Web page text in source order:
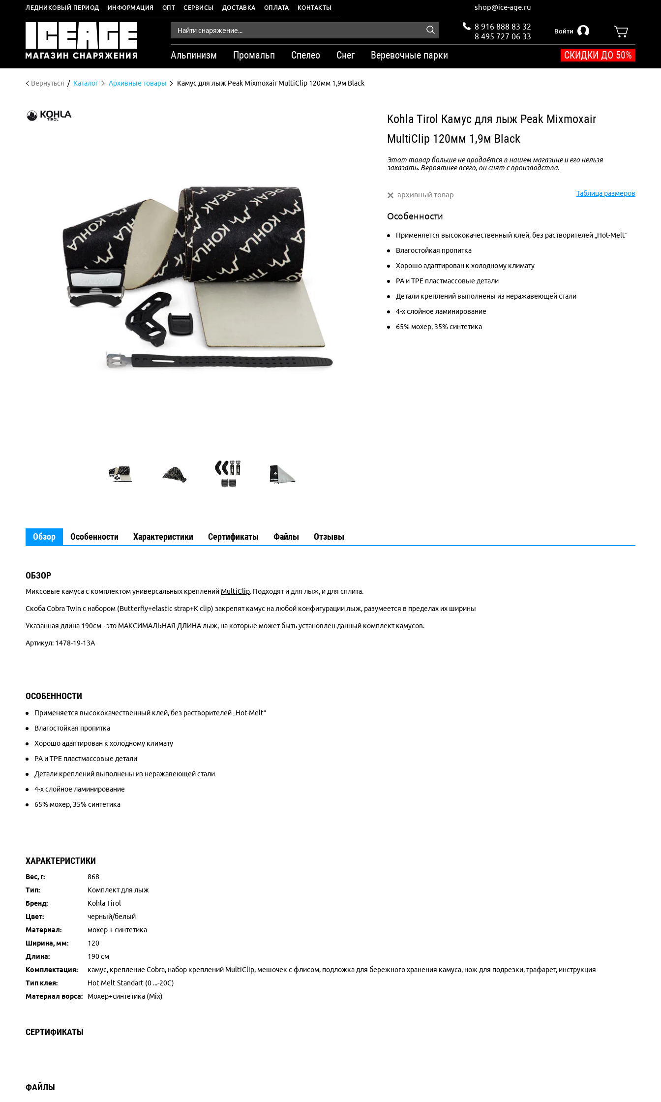
ЛЕДНИКОВЫЙ ПЕРИОД ИНФОРМАЦИЯ ОПТ СЕРВИСЫ ДОСТАВКА ОПЛАТА КОНТАКТЫ shop@ice-age.ru
8 916 888 83 32
8 495 727 06 33
Войти
Альпинизм Промальп Спелео Снег Веревочные парки СКИДКИ ДО 50%
Вернуться Каталог Архивные товары Камус для лыж Peak Mixmoxair MultiClip 120мм 1,9м Black
Kohla Tirol Камус для лыж Peak Mixmoxair
MultiClip 120мм 1,9м Black
Этот товар больше не продаётся в нашем магазине и его нельзя
заказать. Вероятнее всего, он снят с производства.
Таблица размеров
архивный товар
Особенности
Применяется высококачественный клей, без растворителей „Hot-Melt“
Влагостойкая пропитка
Хорошо адаптирован к холодному климату
PA и TPE пластмассовые детали
Детали креплений выполнены из неражавеющей стали
4-х слойное ламинирование
65% мохер, 35% синтетика
Обзор Особенности Характеристики Сертификаты Файлы Отзывы
ОБЗОР
Миксовые камуса с комплектом универсальных креплений MultiClip. Подходят и для лыж, и для сплита.
Скоба Cobra Twin с набором (Butterfly+elastic strap+K clip) закрепят камус на любой конфигурации лыж, разумеется в пределах их ширины
Указанная длина 190см - это МАКСИМАЛЬНАЯ ДЛИНА лыж, на которые может быть установлен данный комплект камусов.
Артикул: 1478-19-13A
ОСОБЕННОСТИ
Применяется высококачественный клей, без растворителей „Hot-Melt“
Влагостойкая пропитка
Хорошо адаптирован к холодному климату
PA и TPE пластмассовые детали
Детали креплений выполнены из неражавеющей стали
4-х слойное ламинирование
65% мохер, 35% синтетика
ХАРАКТЕРИСТИКИ
Вес, г:
868
Тип:
Комплект для лыж
Бренд:
Kohla Tirol
Цвет:
черный/белый
Материал:
мохер + синтетика
Ширина, мм:
120
Длина:
190 см
Комплектация:
камус, крепление Cobra, набор креплений MultiClip, мешочек с флисом, подложка для бережного хранения камуса, нож для подрезки, трафарет, инструкция
Тип клея:
Hot Melt Standart (0 ...-20C)
Материал ворса:
Мохер+синтетика (Mix)
СЕРТИФИКАТЫ
ФАЙЛЫ